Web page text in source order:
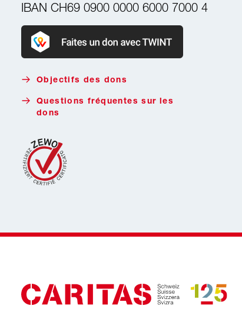
IBAN CH69 0900 0000 6000 7000 4
Faire un don avec Twint
Objectifs des dons
Questions fréquentes sur les
dons